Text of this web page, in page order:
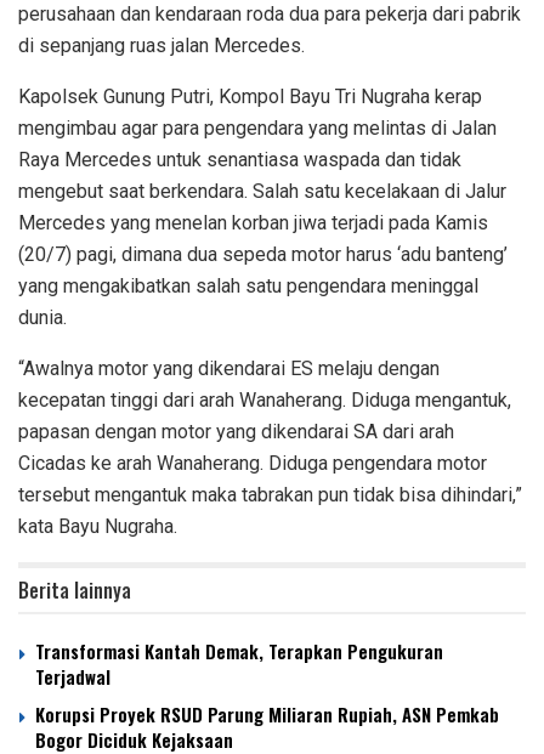
perusahaan dan kendaraan roda dua para pekerja dari pabrik
di sepanjang ruas jalan Mercedes.
Kapolsek Gunung Putri, Kompol Bayu Tri Nugraha kerap
mengimbau agar para pengendara yang melintas di Jalan
Raya Mercedes untuk senantiasa waspada dan tidak
mengebut saat berkendara. Salah satu kecelakaan di Jalur
Mercedes yang menelan korban jiwa terjadi pada Kamis
(20/7) pagi, dimana dua sepeda motor harus ‘adu banteng’
yang mengakibatkan salah satu pengendara meninggal
dunia.
“Awalnya motor yang dikendarai ES melaju dengan
kecepatan tinggi dari arah Wanaherang. Diduga mengantuk,
papasan dengan motor yang dikendarai SA dari arah
Cicadas ke arah Wanaherang. Diduga pengendara motor
tersebut mengantuk maka tabrakan pun tidak bisa dihindari,”
kata Bayu Nugraha.
Berita lainnya
Transformasi Kantah Demak, Terapkan Pengukuran
Terjadwal
Korupsi Proyek RSUD Parung Miliaran Rupiah, ASN Pemkab
Bogor Diciduk Kejaksaan